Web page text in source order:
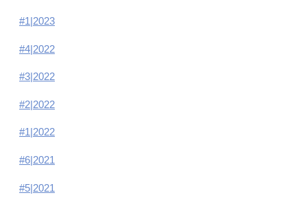
#1|2023
#4|2022
#3|2022
#2|2022
#1|2022
#6|2021
#5|2021